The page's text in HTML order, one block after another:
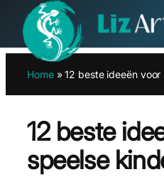
naar
de
Home»12 beste ideeën
12 beste
speelse